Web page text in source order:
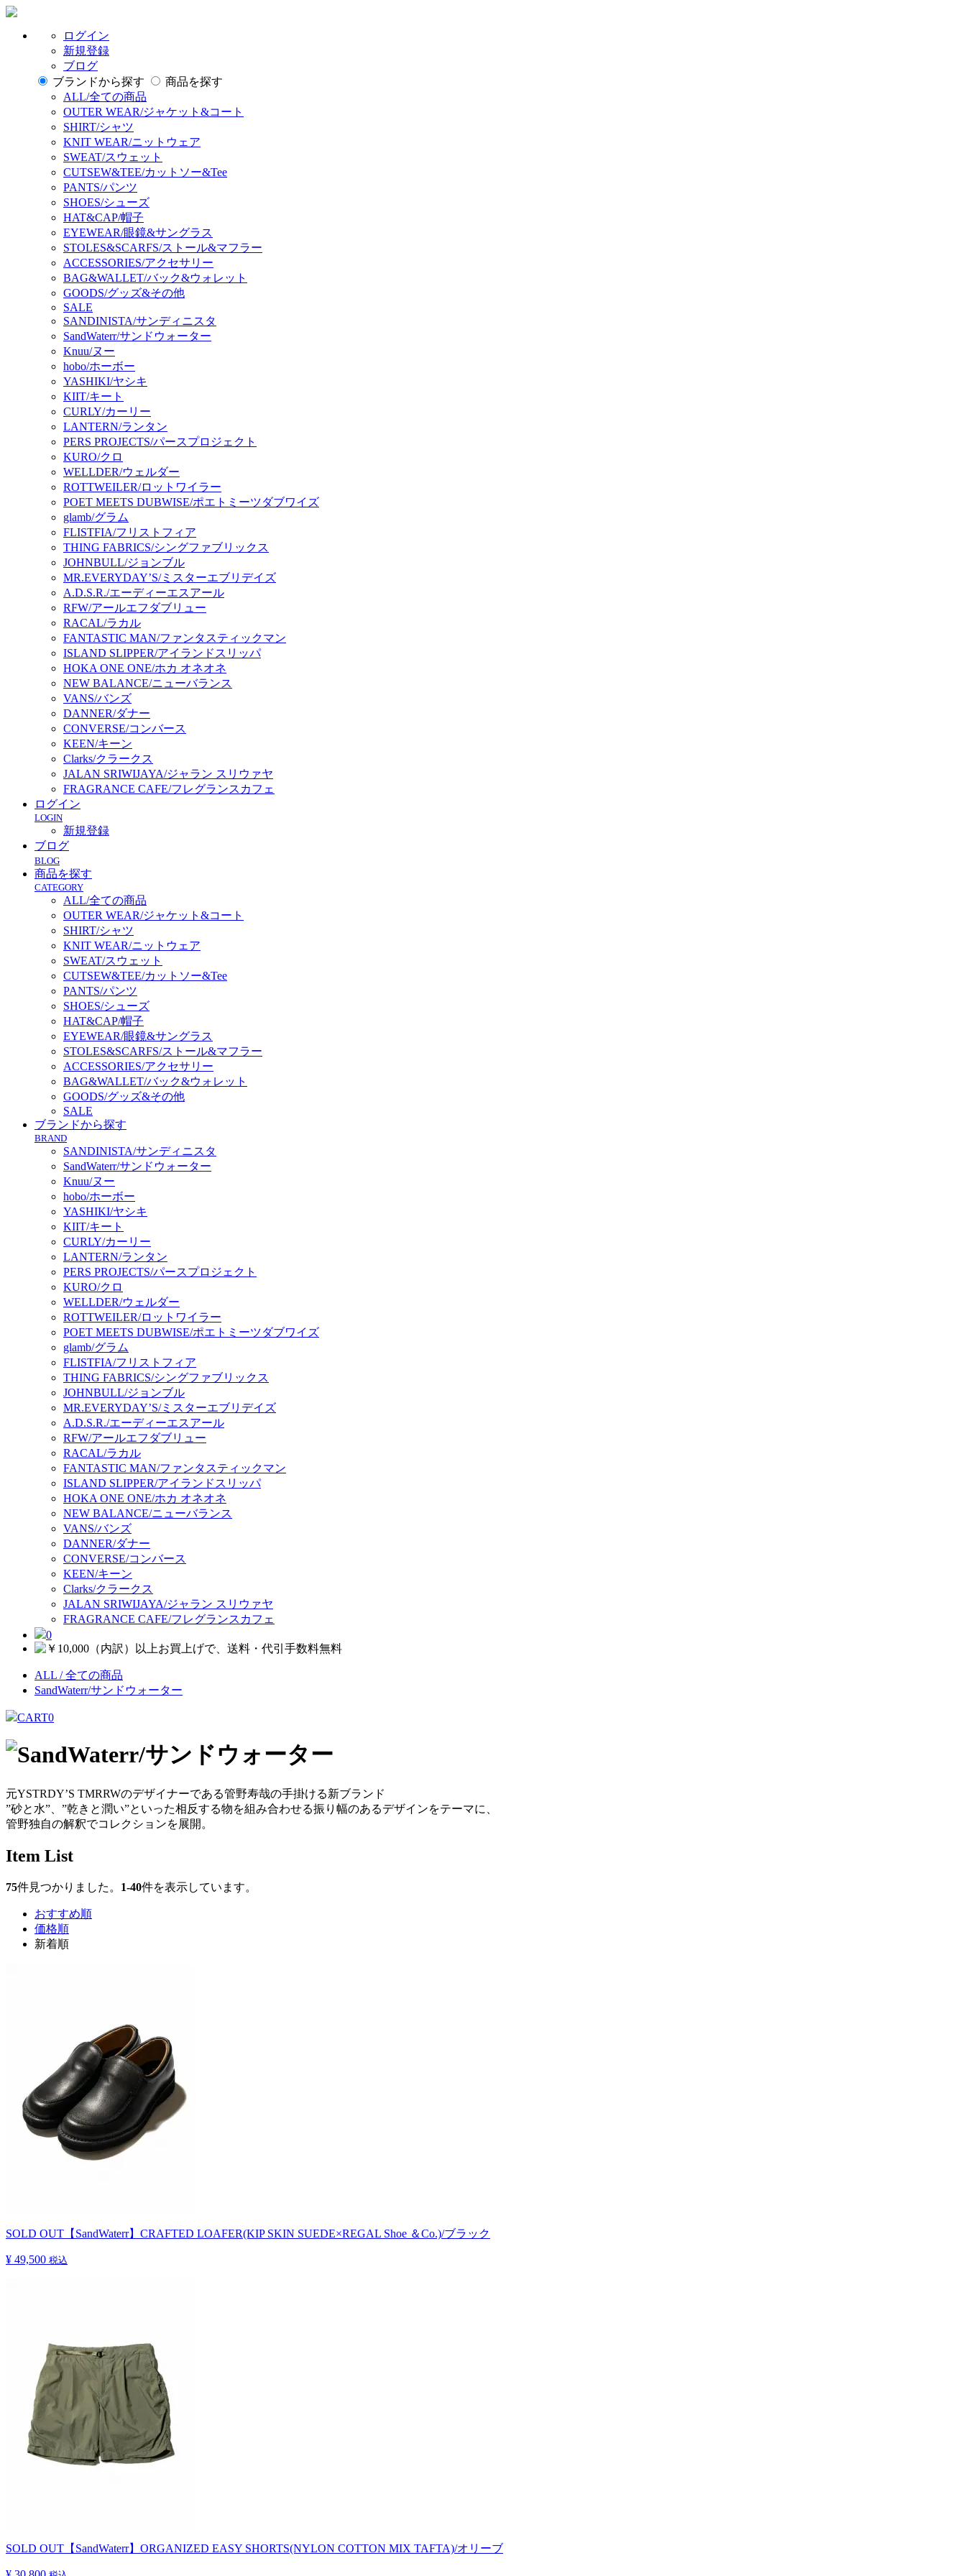
ログイン
新規登録
ブログ
ブランドから探す
商品を探す
ALL/全ての商品
OUTER WEAR/ジャケット&コート
SHIRT/シャツ
KNIT WEAR/ニットウェア
SWEAT/スウェット
CUTSEW&TEE/カットソー&Tee
PANTS/パンツ
SHOES/シューズ
HAT&CAP/帽子
EYEWEAR/眼鏡&サングラス
STOLES&SCARFS/ストール&マフラー
ACCESSORIES/アクセサリー
BAG&WALLET/バック&ウォレット
GOODS/グッズ&その他
SALE
SANDINISTA/サンディニスタ
SandWaterr/サンドウォーター
Knuu/ヌー
hobo/ホーボー
YASHIKI/ヤシキ
KIIT/キート
CURLY/カーリー
LANTERN/ランタン
PERS PROJECTS/パースプロジェクト
KURO/クロ
WELLDER/ウェルダー
ROTTWEILER/ロットワイラー
POET MEETS DUBWISE/ポエトミーツダブワイズ
glamb/グラム
FLISTFIA/フリストフィア
THING FABRICS/シングファブリックス
JOHNBULL/ジョンブル
MR.EVERYDAY’S/ミスターエブリデイズ
A.D.S.R./エーディーエスアール
RFW/アールエフダブリュー
RACAL/ラカル
FANTASTIC MAN/ファンタスティックマン
ISLAND SLIPPER/アイランドスリッパ
HOKA ONE ONE/ホカ オネオネ
NEW BALANCE/ニューバランス
VANS/バンズ
DANNER/ダナー
CONVERSE/コンバース
KEEN/キーン
Clarks/クラークス
JALAN SRIWIJAYA/ジャラン スリウァヤ
FRAGRANCE CAFE/フレグランスカフェ
ログイン
LOGIN
新規登録
ブログ
BLOG
商品を探す
CATEGORY
ALL/全ての商品
OUTER WEAR/ジャケット&コート
SHIRT/シャツ
KNIT WEAR/ニットウェア
SWEAT/スウェット
CUTSEW&TEE/カットソー&Tee
PANTS/パンツ
SHOES/シューズ
HAT&CAP/帽子
EYEWEAR/眼鏡&サングラス
STOLES&SCARFS/ストール&マフラー
ACCESSORIES/アクセサリー
BAG&WALLET/バック&ウォレット
GOODS/グッズ&その他
SALE
ブランドから探す
BRAND
SANDINISTA/サンディニスタ
SandWaterr/サンドウォーター
Knuu/ヌー
hobo/ホーボー
YASHIKI/ヤシキ
KIIT/キート
CURLY/カーリー
LANTERN/ランタン
PERS PROJECTS/パースプロジェクト
KURO/クロ
WELLDER/ウェルダー
ROTTWEILER/ロットワイラー
POET MEETS DUBWISE/ポエトミーツダブワイズ
glamb/グラム
FLISTFIA/フリストフィア
THING FABRICS/シングファブリックス
JOHNBULL/ジョンブル
MR.EVERYDAY’S/ミスターエブリデイズ
A.D.S.R./エーディーエスアール
RFW/アールエフダブリュー
RACAL/ラカル
FANTASTIC MAN/ファンタスティックマン
ISLAND SLIPPER/アイランドスリッパ
HOKA ONE ONE/ホカ オネオネ
NEW BALANCE/ニューバランス
VANS/バンズ
DANNER/ダナー
CONVERSE/コンバース
KEEN/キーン
Clarks/クラークス
JALAN SRIWIJAYA/ジャラン スリウァヤ
FRAGRANCE CAFE/フレグランスカフェ
0
ALL / 全ての商品
SandWaterr/サンドウォーター
CART0
元YSTRDY’S TMRRWのデザイナーである管野寿哉の手掛ける新ブランド
”砂と水”、”乾きと潤い”といった相反する物を組み合わせる振り幅のあるデザインをテーマに、
管野独自の解釈でコレクションを展開。
Item List
75件見つかりました。 1-40件を表示しています。
おすすめ順
価格順
新着順
SOLD OUT 【SandWaterr】CRAFTED LOAFER(KIP SKIN SUEDE×REGAL Shoe ＆Co.)/ブラック
¥ 49,500 税込
SOLD OUT 【SandWaterr】ORGANIZED EASY SHORTS(NYLON COTTON MIX TAFTA)/オリーブ